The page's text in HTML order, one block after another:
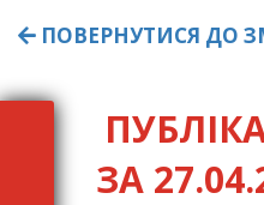
ПОВЕРНУТИСЯ ДО
ЗА